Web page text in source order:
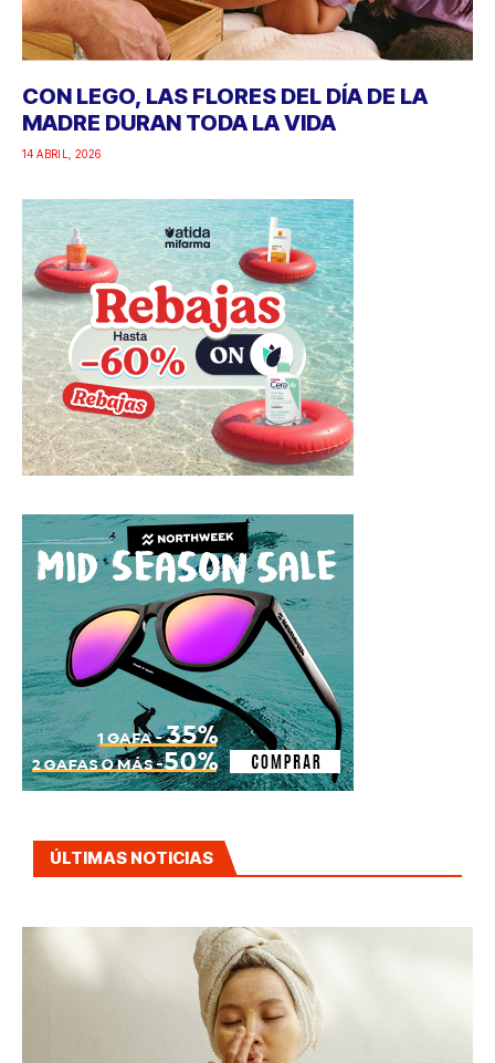
CON LEGO, LAS FLORES DEL DÍA DE LA
MADRE DURAN TODA LA VIDA
14 ABRIL, 2026
ÚLTIMAS NOTICIAS